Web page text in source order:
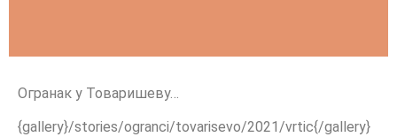
Огранак у Товаришеву…
{gallery}/stories/ogranci/tovarisevo/2021/vrtic{/gallery}